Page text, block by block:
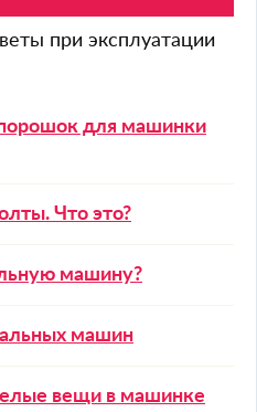
при эксплуатации
для машинки
Что это?
машину?
машин
вещи в машинке